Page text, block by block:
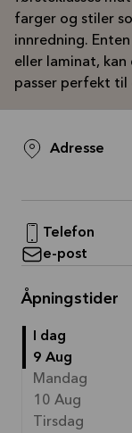
farger og stiler
innredning.
eller laminat,
passer perfekt til
Adresse
Telefon
e-post
Åpningstider
I dag
9 Aug
Mandag
10 Aug
Tirsdag